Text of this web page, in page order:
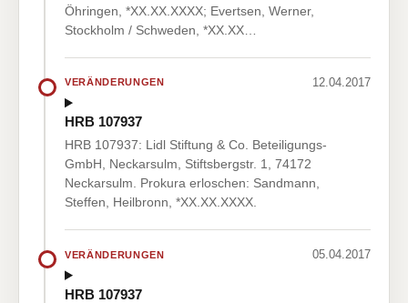
Öhringen, *XX.XX.XXXX; Evertsen, Werner,
Stockholm / Schweden, *XX.XX…
VERÄNDERUNGEN 12.04.2017
HRB 107937
HRB 107937: Lidl Stiftung & Co. Beteiligungs-
GmbH, Neckarsulm, Stiftsbergstr. 1, 74172
Neckarsulm. Prokura erloschen: Sandmann,
Steffen, Heilbronn, *XX.XX.XXXX.
VERÄNDERUNGEN 05.04.2017
HRB 107937